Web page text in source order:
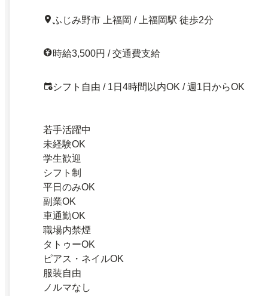
ふじみ野市 上福岡 / 上福岡駅 徒歩2分
時給3,500円 / 交通費支給
シフト自由 / 1日4時間以内OK / 週1日からOK
若手活躍中
未経験OK
学生歓迎
シフト制
平日のみOK
副業OK
車通勤OK
職場内禁煙
タトゥーOK
ピアス・ネイルOK
服装自由
ノルマなし